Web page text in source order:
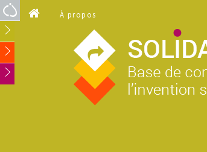
Aller au contenu principal
À propos